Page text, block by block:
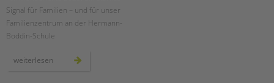
Signal für Familien – und für unser
Familienzentrum an der Hermann-
Boddin -Schule
weiterlesen übergabe